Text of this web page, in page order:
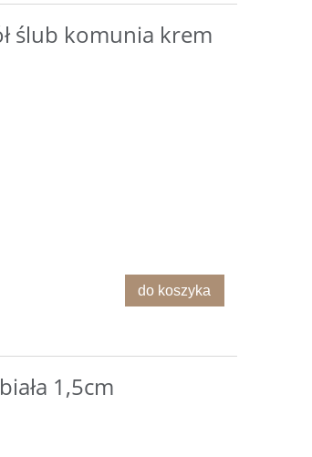
ślub komunia krem
do koszyka
1,5cm